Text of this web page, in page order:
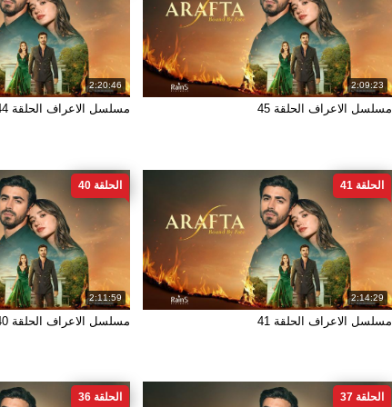
2:09:23
مسلسل الاعراف الحلقة 45
2:20:46
مسلسل الاعراف الحلقة 44
2:14:29
الحلقة 41
مسلسل الاعراف الحلقة 41
2:11:59
الحلقة 40
مسلسل الاعراف الحلقة 40
الحلقة 37 الحلقة 36